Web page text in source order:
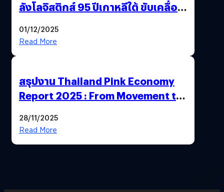
ลังโลจิสติกส์ 95 ปีเกาหลีใต้ ขับเคลื่อน
01/12/2025
Read More
สรุปงาน Thailand Pink Economy
Report 2025 : From Movement to
28/11/2025
Read More